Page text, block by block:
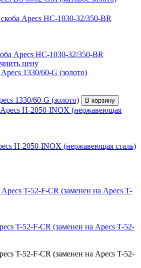
Apecs HC-1030-32/350-BR
цену
1330/60-G (золото)
В корзину
H-2050-INOX (нержавеющая сталь)
T-52-F-CR (заменен на Apecs T-52-
T-52-F-CR (заменен на Apecs T-52-